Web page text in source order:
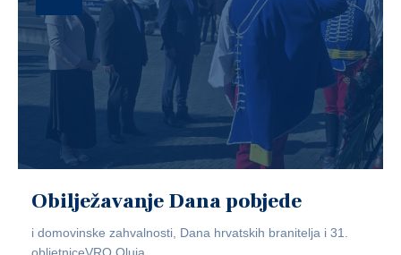
Obilježavanje Dana pobjede
i domovinske zahvalnosti, Dana hrvatskih branitelja i 31.
obljetniceVRO Oluja